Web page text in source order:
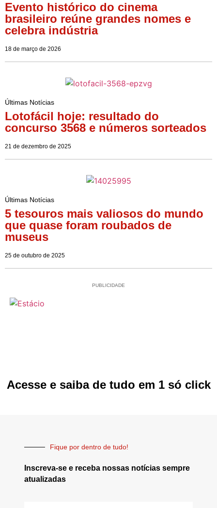
Evento histórico do cinema
brasileiro reúne grandes nomes e
celebra indústria
18 de março de 2026
Últimas Notícias
Lotofácil hoje: resultado do
concurso 3568 e números sorteados
21 de dezembro de 2025
Últimas Notícias
5 tesouros mais valiosos do mundo
que quase foram roubados de
museus
25 de outubro de 2025
PUBLICIDADE
Acesse e saiba de tudo em 1 só click
Fique por dentro de tudo!
Inscreva-se e receba nossas notícias sempre
atualizadas